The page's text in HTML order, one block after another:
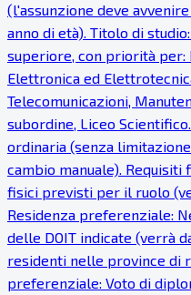
(l'assunzione deve
anno di età). Titolo di
superiore, con priorità per:
Elettronica ed
Telecomunicazioni,
subordine, Liceo
ordinaria (senza
cambio manuale).
fisici previsti per il ruolo
Residenza preferenziale:
delle DOIT indicate (verrà
residenti nelle province di
preferenziale: Voto di